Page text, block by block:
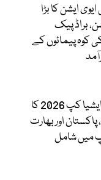
ایشن کا بڑا
براڈ پیک
کوہ پیمائوں کے
ویمنز ٹی 20ایشیا کپ 2026 کا
اور بھارت
میں شامل